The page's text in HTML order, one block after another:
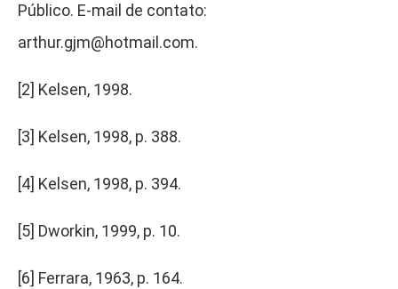
Público. E-mail de contato:
arthur.gjm@hotmail.com.
[2] Kelsen, 1998.
[3] Kelsen, 1998, p. 388.
[4] Kelsen, 1998, p. 394.
[5] Dworkin, 1999, p. 10.
[6] Ferrara, 1963, p. 164.